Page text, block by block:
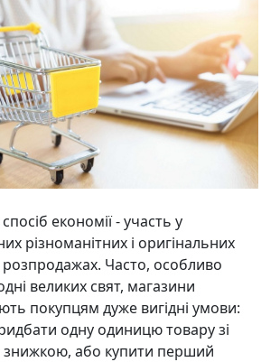
економії - участь у
різноманітних і оригінальних
розпродажах. Часто, особливо
великих свят, магазини
покупцям дуже вигідні умови:
одну одиницю товару зі
або купити перший